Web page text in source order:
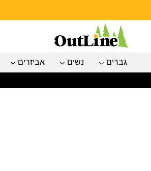
גברים נשים אביזרים